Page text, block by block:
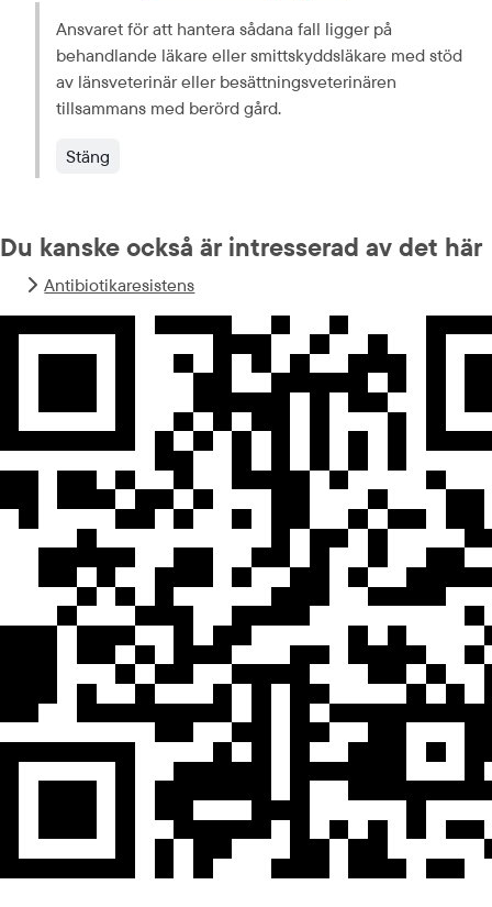
Ansvaret för att hantera sådana fall ligger på
behandlande läkare eller smittskydds­läkare med stöd
av länsveterinär eller besättnings­veterinären
tillsammans med berörd gård.
Stäng
Du kanske också är intresserad av det här
Antibiotikaresistens